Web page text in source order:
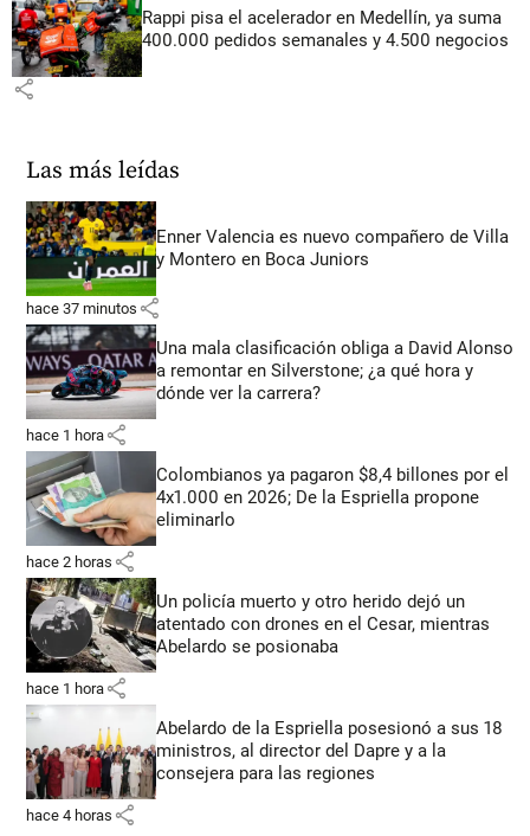
Rappi pisa el acelerador en Medellín, ya suma
400.000 pedidos semanales y 4.500 negocios
share
Las más leídas
Enner Valencia es nuevo compañero de Villa
y Montero en Boca Juniors
hace 37 minutos share
Una mala clasificación obliga a David Alonso
a remontar en Silverstone; ¿a qué hora y
dónde ver la carrera?
hace 1 hora share
Colombianos ya pagaron $8,4 billones por el
4x1.000 en 2026; De la Espriella propone
eliminarlo
hace 2 horas share
Un policía muerto y otro herido dejó un
atentado con drones en el Cesar, mientras
Abelardo se posionaba
hace 1 hora share
Abelardo de la Espriella posesionó a sus 18
ministros, al director del Dapre y a la
consejera para las regiones
hace 4 horas share